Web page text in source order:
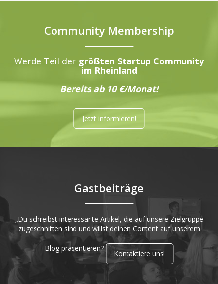
Community Membership
Werde Teil der größten Startup Community
im Rheinland
Bereits ab 10 €/Monat!
Jetzt informieren!
Gastbeiträge
„Du schreibst interessante Artikel, die auf unsere Zielgruppe
zugeschnitten sind und willst deinen Content auf unserem
Blog präsentieren?
Kontaktiere uns!